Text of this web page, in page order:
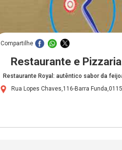
Compartilhe
Restaurante e Pizzaria
Restaurante Royal: autêntico sabor da
Rua Lopes Chaves,116-Barra